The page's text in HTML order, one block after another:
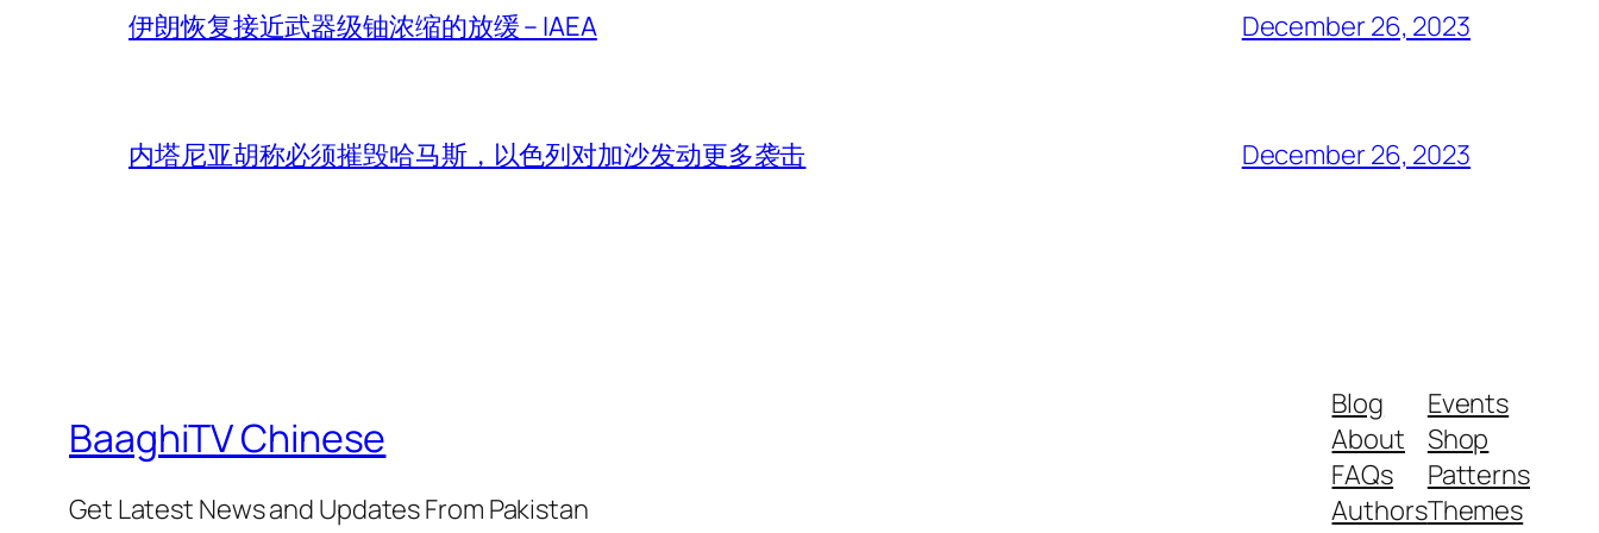
伊朗恢复接近武器级铀浓缩的放缓 – IAEA December 26, 2023
内塔尼亚胡称必须摧毁哈马斯，以色列对加沙发动更多袭击 December 26, 2023
BaaghiTV Chinese
Get Latest News and Updates From Pakistan
Blog
About
FAQs
Authors
Events
Shop
Patterns
Themes